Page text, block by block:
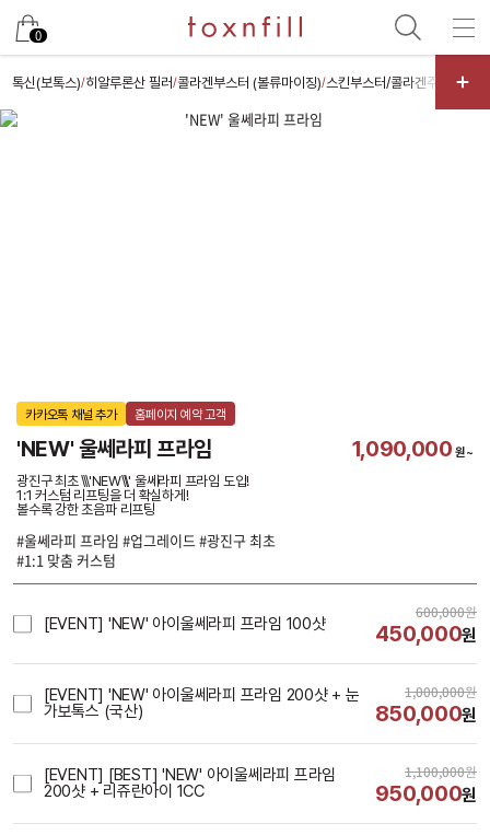
0
톡신(보톡스)/히알루론산 필러/콜라겐부스터 (볼류마이징)/스킨부스터/콜라겐주사 레이
카카오톡 채널 추가 홈페이지 예약 고객
'NEW' 울쎄라피 프라임 1,090,000 원~
카카
광진구 최초 \\\'NEW\\\' 울쎄라피 프라임 도입!
1:1 커스텀 리프팅을 더 확실하게!
볼수록 강한 초음파 리프팅
#울쎄라피 프라임 #업그레이드 #광진구 최초
#1:1 맞춤 커스텀
[EVENT] 'NEW' 아이울쎄라피 프라임 100샷
600,000원
450,000원
[EVENT] 'NEW' 아이울쎄라피 프라임 200샷 + 눈
가보톡스 (국산)
1,000,000원
850,000원
[EVENT] [BEST] 'NEW' 아이울쎄라피 프라임
200샷 + 리쥬란아이 1CC
1,100,000원
950,000원